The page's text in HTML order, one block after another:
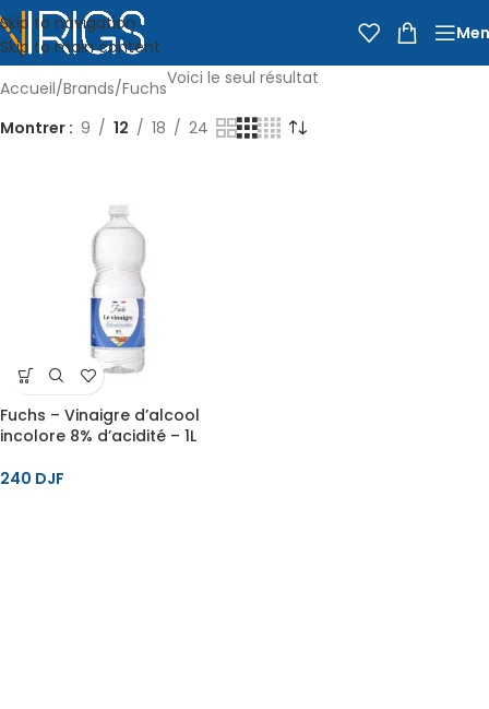
Skip to navigation
Skip to main content
Accueil Brands FuchsVoici le seul résultat
Montrer 9 12 18 24
Fuchs – Vinaigre d’alcool
incolore 8% d’acidité – 1L
240 DJF